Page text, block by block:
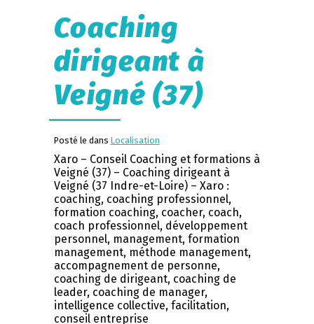
Coaching
dirigeant à
Veigné (37)
Posté le dans Localisation
Xaro – Conseil Coaching et formations à
Veigné (37) – Coaching dirigeant à
Veigné (37 Indre-et-Loire) – Xaro :
coaching, coaching professionnel,
formation coaching, coacher, coach,
coach professionnel, développement
personnel, management, formation
management, méthode management,
accompagnement de personne,
coaching de dirigeant, coaching de
leader, coaching de manager,
intelligence collective, facilitation,
conseil entreprise